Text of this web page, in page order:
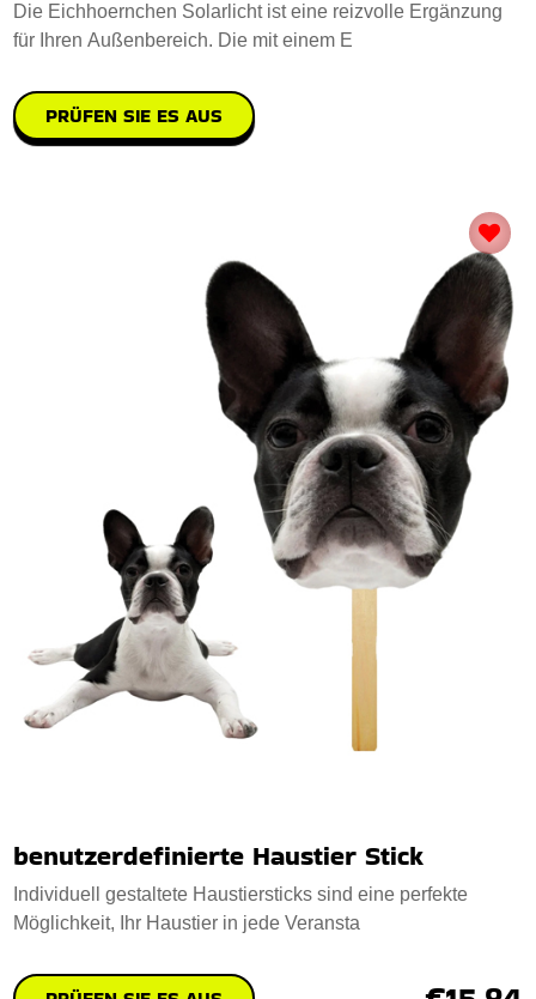
Die Eichhoernchen Solarlicht ist eine reizvolle Ergänzung
für Ihren Außenbereich. Die mit einem E
PRÜFEN SIE ES AUS
benutzerdefinierte Haustier Stick
Individuell gestaltete Haustiersticks sind eine perfekte
Möglichkeit, Ihr Haustier in jede Veransta